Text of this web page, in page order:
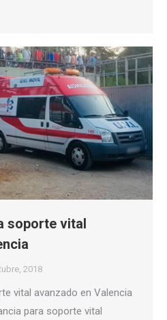
soporte vital
2018
vital avanzado en Valencia
para soporte vital